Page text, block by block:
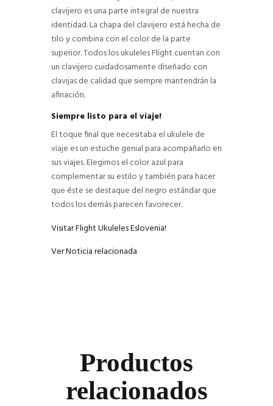
clavijero es una parte integral de nuestra
identidad. La chapa del clavijero está hecha de
tilo y combina con el color de la parte
superior. Todos los ukuleles Flight cuentan con
un clavijero cuidadosamente diseñado con
clavijas de calidad que siempre mantendrán la
afinación.
Siempre listo para el viaje!
El toque final que necesitaba el ukulele de
viaje es un estuche genial para acompañarlo en
sus viajes. Elegimos el color azul para
complementar su estilo y también para hacer
que éste se destaque del negro estándar que
todos los demás parecen favorecer.
Visitar Flight Ukuleles Eslovenia!
Ver Noticia relacionada
Productos
relacionados